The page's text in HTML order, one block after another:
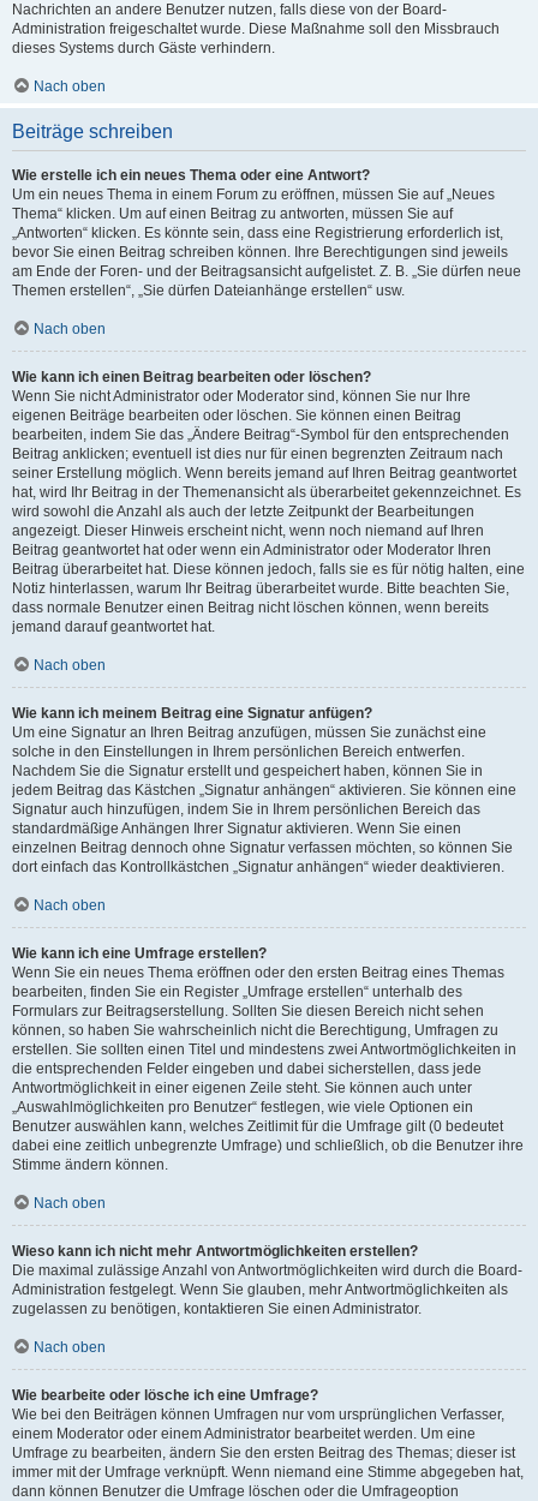
Nachrichten an andere Benutzer nutzen, falls diese von der Board-
Administration freigeschaltet wurde. Diese Maßnahme soll den Missbrauch
dieses Systems durch Gäste verhindern.
Nach oben
Beiträge schreiben
Wie erstelle ich ein neues Thema oder eine Antwort?
Um ein neues Thema in einem Forum zu eröffnen, müssen Sie auf „Neues
Thema“ klicken. Um auf einen Beitrag zu antworten, müssen Sie auf
„Antworten“ klicken. Es könnte sein, dass eine Registrierung erforderlich ist,
bevor Sie einen Beitrag schreiben können. Ihre Berechtigungen sind jeweils
am Ende der Foren- und der Beitragsansicht aufgelistet. Z. B. „Sie dürfen neue
Themen erstellen“, „Sie dürfen Dateianhänge erstellen“ usw.
Nach oben
Wie kann ich einen Beitrag bearbeiten oder löschen?
Wenn Sie nicht Administrator oder Moderator sind, können Sie nur Ihre
eigenen Beiträge bearbeiten oder löschen. Sie können einen Beitrag
bearbeiten, indem Sie das „Ändere Beitrag“-Symbol für den entsprechenden
Beitrag anklicken; eventuell ist dies nur für einen begrenzten Zeitraum nach
seiner Erstellung möglich. Wenn bereits jemand auf Ihren Beitrag geantwortet
hat, wird Ihr Beitrag in der Themenansicht als überarbeitet gekennzeichnet. Es
wird sowohl die Anzahl als auch der letzte Zeitpunkt der Bearbeitungen
angezeigt. Dieser Hinweis erscheint nicht, wenn noch niemand auf Ihren
Beitrag geantwortet hat oder wenn ein Administrator oder Moderator Ihren
Beitrag überarbeitet hat. Diese können jedoch, falls sie es für nötig halten, eine
Notiz hinterlassen, warum Ihr Beitrag überarbeitet wurde. Bitte beachten Sie,
dass normale Benutzer einen Beitrag nicht löschen können, wenn bereits
jemand darauf geantwortet hat.
Nach oben
Wie kann ich meinem Beitrag eine Signatur anfügen?
Um eine Signatur an Ihren Beitrag anzufügen, müssen Sie zunächst eine
solche in den Einstellungen in Ihrem persönlichen Bereich entwerfen.
Nachdem Sie die Signatur erstellt und gespeichert haben, können Sie in
jedem Beitrag das Kästchen „Signatur anhängen“ aktivieren. Sie können eine
Signatur auch hinzufügen, indem Sie in Ihrem persönlichen Bereich das
standardmäßige Anhängen Ihrer Signatur aktivieren. Wenn Sie einen
einzelnen Beitrag dennoch ohne Signatur verfassen möchten, so können Sie
dort einfach das Kontrollkästchen „Signatur anhängen“ wieder deaktivieren.
Nach oben
Wie kann ich eine Umfrage erstellen?
Wenn Sie ein neues Thema eröffnen oder den ersten Beitrag eines Themas
bearbeiten, finden Sie ein Register „Umfrage erstellen“ unterhalb des
Formulars zur Beitragserstellung. Sollten Sie diesen Bereich nicht sehen
können, so haben Sie wahrscheinlich nicht die Berechtigung, Umfragen zu
erstellen. Sie sollten einen Titel und mindestens zwei Antwortmöglichkeiten in
die entsprechenden Felder eingeben und dabei sicherstellen, dass jede
Antwortmöglichkeit in einer eigenen Zeile steht. Sie können auch unter
„Auswahlmöglichkeiten pro Benutzer“ festlegen, wie viele Optionen ein
Benutzer auswählen kann, welches Zeitlimit für die Umfrage gilt (0 bedeutet
dabei eine zeitlich unbegrenzte Umfrage) und schließlich, ob die Benutzer ihre
Stimme ändern können.
Nach oben
Wieso kann ich nicht mehr Antwortmöglichkeiten erstellen?
Die maximal zulässige Anzahl von Antwortmöglichkeiten wird durch die Board-
Administration festgelegt. Wenn Sie glauben, mehr Antwortmöglichkeiten als
zugelassen zu benötigen, kontaktieren Sie einen Administrator.
Nach oben
Wie bearbeite oder lösche ich eine Umfrage?
Wie bei den Beiträgen können Umfragen nur vom ursprünglichen Verfasser,
einem Moderator oder einem Administrator bearbeitet werden. Um eine
Umfrage zu bearbeiten, ändern Sie den ersten Beitrag des Themas; dieser ist
immer mit der Umfrage verknüpft. Wenn niemand eine Stimme abgegeben hat,
dann können Benutzer die Umfrage löschen oder die Umfrageoption